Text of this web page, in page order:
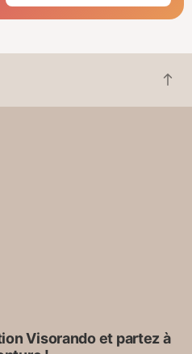
R
e
Visorando et partez à